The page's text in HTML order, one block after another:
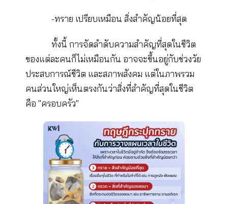
กำหนดว่าอะไรคือสิ่งสำคัญในชีวิต และจัดสรรล
ไปขวดโหลตามลำดับก่อนหลัง ซึ่งแต่ละอย่างมี
ความหมายดังนี้
-ขวดโหลเปล่า เปรียบเหมือน เวลา
-หินก้อนใหญ่ เปรียบเหมือน สิ่งที่สำคัญ
ที่สุด
-กรวด เปรียบเหมือน สิ่งสำคัญรองลงมา
-ทราย เปรียบเหมือน สิ่งสำคัญน้อยที่สุด